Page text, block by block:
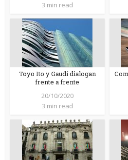
3 min read
Toyo Ito y Gaudí dialogan
frente a frente
20/10/2020
3 min read